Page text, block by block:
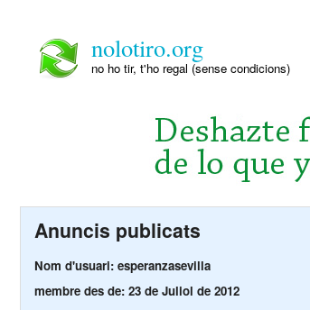
nolotiro.org
no ho tir, t'ho regal (sense condicions)
Anuncis publicats
Nom d'usuari: esperanzasevilla
membre des de: 23 de Juliol de 2012